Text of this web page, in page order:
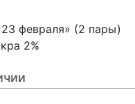
февраля» (2 пары)
2%